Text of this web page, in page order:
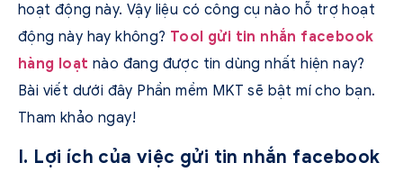
hoạt động này. Vậy liệu có công cụ nào hỗ trợ hoạt
động này hay không? Tool gửi tin nhắn facebook
hàng loạt nào đang được tin dùng nhất hiện nay?
Bài viết dưới đây Phần mềm MKT sẽ bật mí cho bạn.
Tham khảo ngay!
I. Lợi ích của việc gửi tin nhắn facebook